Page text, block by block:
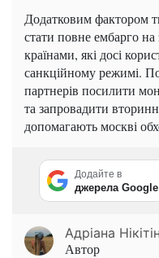
Додатковим фактором
стати повне ембарго на
країнами, які досі
санкційному режимі.
партнерів посилити
та запровадити
допомагають москві
Додайте в
джерела Google
Адріана
Автор